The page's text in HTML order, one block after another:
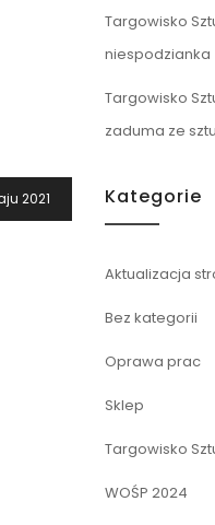
2021
Targowisko
niespodzianka
Targowisko
zaduma ze
Kategorie
Aktualizacja
Bez kategorii
Oprawa prac
Sklep
Targowisko
WOŚP 2024